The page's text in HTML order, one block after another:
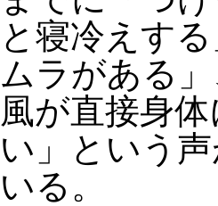
と寝冷えす
ムラがある
風が直接身
い」という
いる。